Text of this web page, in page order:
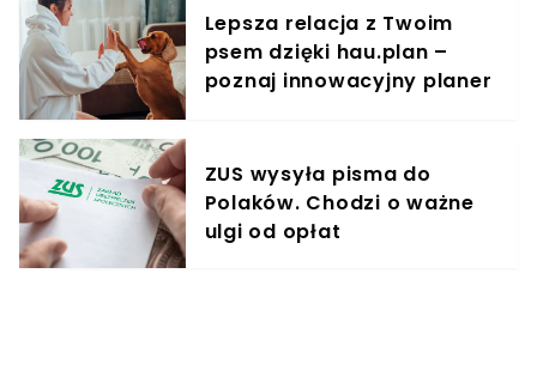
Lepsza relacja z Twoim
psem dzięki hau.plan –
poznaj innowacyjny planer
ZUS wysyła pisma do
Polaków. Chodzi o ważne
ulgi od opłat